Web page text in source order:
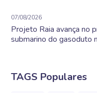
07/08/2026
Projeto Raia avança no
submarino do gasoduto
TAGS Populares